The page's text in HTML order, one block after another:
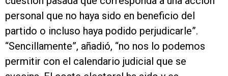
personal que no haya sido en beneficio del
partido o incluso haya podido perjudicarle”.
“Sencillamente”, añadió, “no nos lo podemos
permitir con el calendario judicial que se